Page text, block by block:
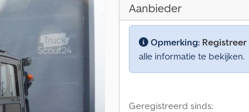
Aanbieder
Opmerking:
alle informatie te bekijken.
Geregistreerd sinds: